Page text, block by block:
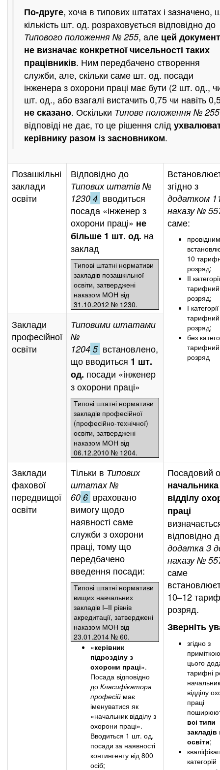
По-друге, хоча в типових штатах і зазначено,
кількість шт. од. розраховується відповідно до
Типового положення № 255, але цей документ
не визначає конкретної чисельності таких
працівників. Ним передбачено створення
служби, але, скільки саме шт. од. посади
інженера з охорони праці має бути (2 шт. од.,
шт. од., або взагалі вистачить 0,75 чи навіть
не сказано. Оскільки Типове положення № 255
відповіді не дає, то це рішення слід
керівнику разом із засновником.
Позашкільні
заклади
освіти
Відповідно до
Типових штатів №
1230 4 вводиться
посада «інженер з
охорони праці» не
більше 1 шт. од. на
заклад
Типові штатні нормативи
закладів позашкільної
освіти, затверджені
наказом МОН від
31.10.2012 № 1230.
згідно з
додатком
наказу №
саме:
провідним
10
розряд;
ІІ
тарифний
розряд;
І
тарифний
розряд;
без
тарифний
розряд
Заклади
професійної
освіти
Типовими штатами
№
1204 5 встановлено,
що вводиться 1 шт.
од. посади «інженер
з охорони праці»
Типові штатні нормативи
закладів професійної
(професійно-технічної)
освіти, затверджені
наказом МОН від
06.12.2010 № 1204.
Заклади
фахової
передвищої
освіти
Тільки в Типових
штатах №
60 6 враховано
вимогу щодо
наявності саме
служби з охорони
праці, тому що
передбачено
введення посади:
Типові штатні нормативи
вищих навчальних
закладів І–ІІ рівнів
акредитації, затверджені
наказом МОН від
23.01.2014 № 60.
«керівник
підрозділу з
охорони праці».
Посада відповідно
до Класифікатора
професій має
іменуватися як
«начальник відділу з
охорони праці».
Вводиться 1 шт. од.
посади за наявності
контингенту від 800
осіб;
Посадовий
начальника
відділу
праці
відповідно
додатка 3
наказу №
саме
10–12
розряд.
Зверніть
згідно з
цього
тарифні
відділу
праці
всі типи
освіти;
категорій